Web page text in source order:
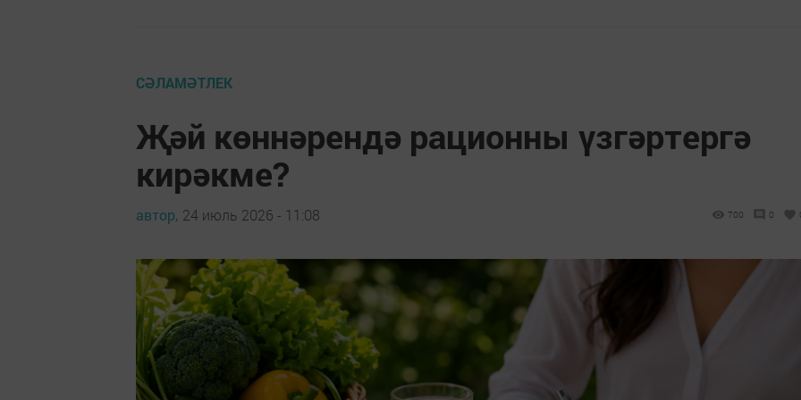
СӘЛАМӘТЛЕК
Җәй көннәрендә рационны үзгәртергә
кирәкме?
автор, 24 июль 2026 - 11:08 700 0